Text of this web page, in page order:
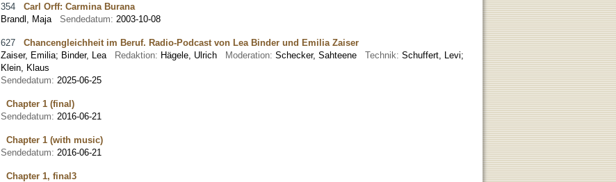
354 Carl Orff: Carmina Burana
Brandl, Maja
Sendedatum: 2003-10-08
627 Chancengleichheit im Beruf. Radio-Podcast von Lea Binder und Emilia Zaiser
Zaiser, Emilia; Binder, Lea Redaktion: Hägele, Ulrich Moderation: Schecker, Sahteene Technik: Schuffert, Levi;
Klein, Klaus
Sendedatum: 2025-06-25
Chapter 1 (final)
Sendedatum: 2016-06-21
Chapter 1 (with music)
Sendedatum: 2016-06-21
Chapter 1, final3